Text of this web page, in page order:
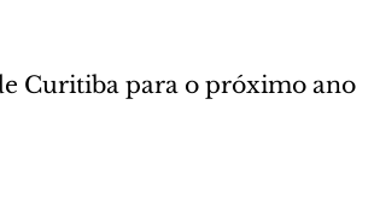
Curitiba para o próximo ano